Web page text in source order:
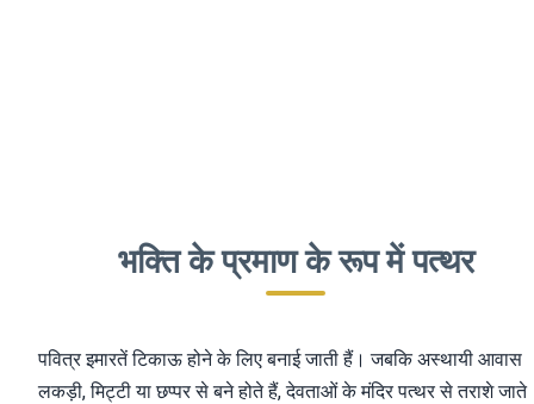
भक्ति के प्रमाण के रूप में पत्थर
पवित्र इमारतें टिकाऊ होने के लिए बनाई जाती हैं। जबकि अस्थायी आवास
लकड़ी, मिट्टी या छप्पर से बने होते हैं, देवताओं के मंदिर पत्थर से तराशे जाते